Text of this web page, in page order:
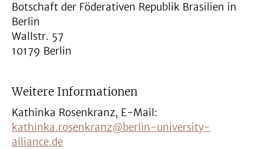
Botschaft der Föderativen Republik Brasilien in
Berlin
Wallstr. 57
10179 Berlin
Weitere Informationen
Kathinka Rosenkranz, E-Mail:
kathinka.rosenkranz@berlin-university-
alliance.de